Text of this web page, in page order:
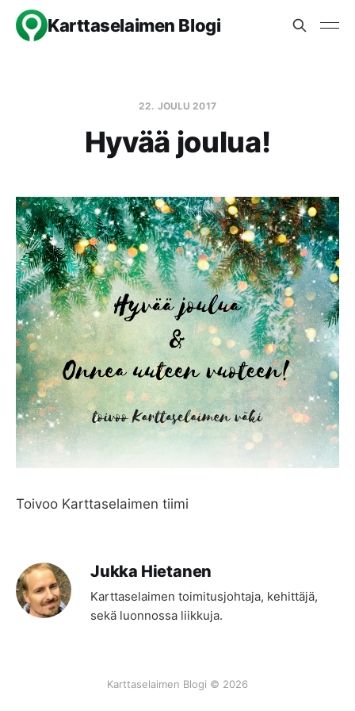
Karttaselaimen Blogi
22. JOULU 2017
Hyvää joulua!
Toivoo Karttaselaimen tiimi
Jukka Hietanen
Karttaselaimen toimitusjohtaja, kehittäjä,
sekä luonnossa liikkuja.
Karttaselaimen Blogi © 2026